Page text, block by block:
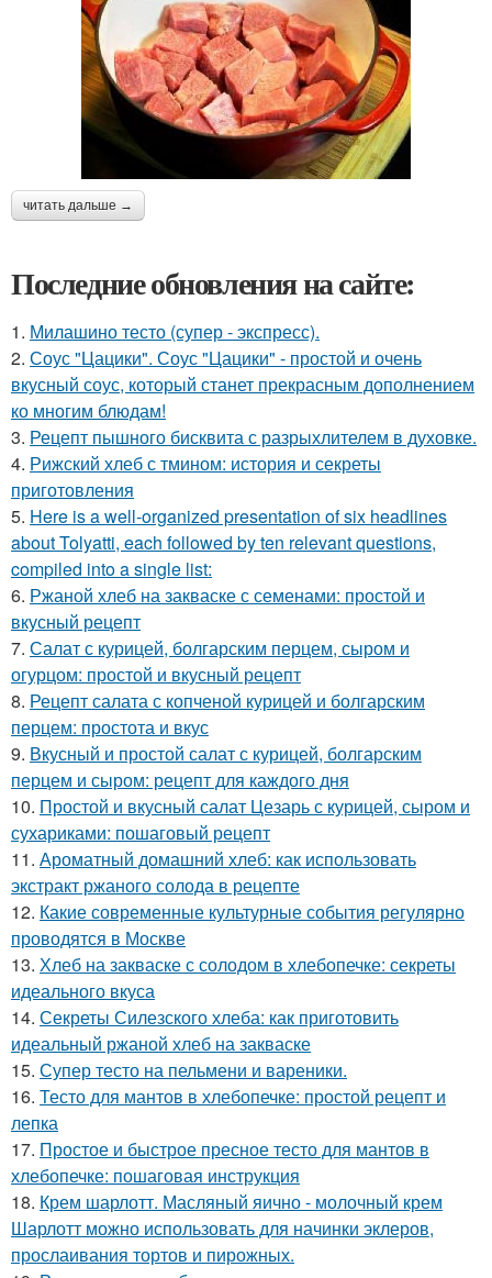
читать дальше →
Последние обновления на сайте:
1. Милашино тесто (супер - экспресс).
2. Соус "Цацики". Соус "Цацики" - простой и очень
вкусный соус, который станет прекрасным дополнением
ко многим блюдам!
3. Рецепт пышного бисквита с разрыхлителем в духовке.
4. Рижский хлеб с тмином: история и секреты
приготовления
5. Here is a well-organized presentation of six headlines
about Tolyatti, each followed by ten relevant questions,
compiled into a single list:
6. Ржаной хлеб на закваске с семенами: простой и
вкусный рецепт
7. Салат с курицей, болгарским перцем, сыром и
огурцом: простой и вкусный рецепт
8. Рецепт салата с копченой курицей и болгарским
перцем: простота и вкус
9. Вкусный и простой салат с курицей, болгарским
перцем и сыром: рецепт для каждого дня
10. Простой и вкусный салат Цезарь с курицей, сыром и
сухариками: пошаговый рецепт
11. Ароматный домашний хлеб: как использовать
экстракт ржаного солода в рецепте
12. Какие современные культурные события регулярно
проводятся в Москве
13. Хлеб на закваске с солодом в хлебопечке: секреты
идеального вкуса
14. Секреты Силезского хлеба: как приготовить
идеальный ржаной хлеб на закваске
15. Супер тесто на пельмени и вареники.
16. Тесто для мантов в хлебопечке: простой рецепт и
лепка
17. Простое и быстрое пресное тесто для мантов в
хлебопечке: пошаговая инструкция
18. Крем шарлотт. Масляный яично - молочный крем
Шарлотт можно использовать для начинки эклеров,
прослаивания тортов и пирожных.